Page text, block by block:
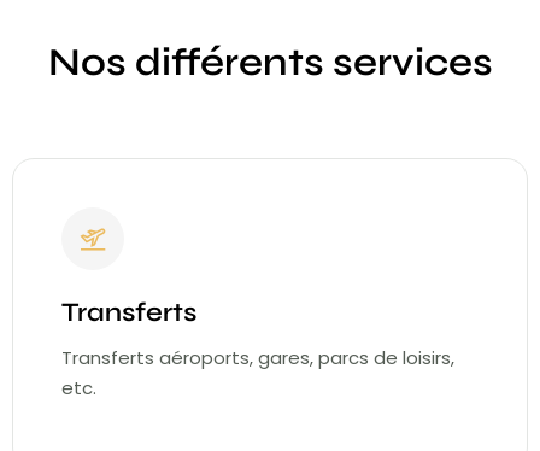
Nos différents services
Transferts
Transferts aéroports, gares, parcs de loisirs,
etc.